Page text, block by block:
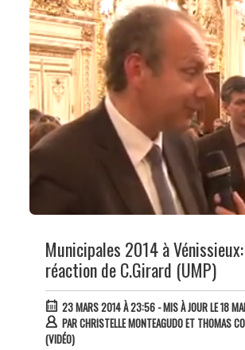
Municipales 2014 à
réaction de C.Girard (UMP)
23 MARS 2014 À 23:56- MIS À JOUR LE 18
PARCHRISTELLE MONTEAGUDO ET THOMAS
(VIDÉO)